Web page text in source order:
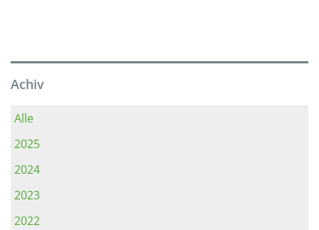
Achiv
Alle
2025
2024
2023
2022